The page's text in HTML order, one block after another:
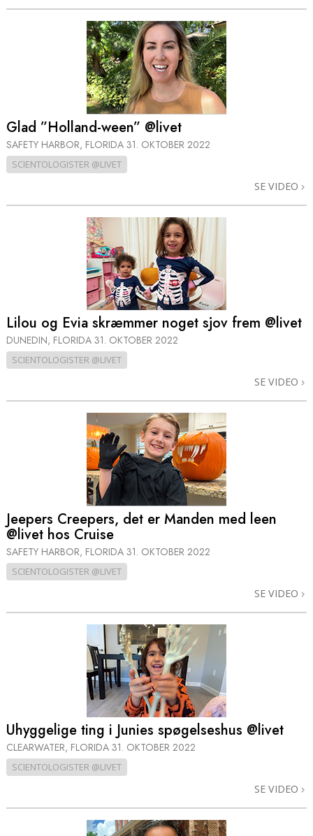
Glad ”Holland-ween” @livet
SAFETY HARBOR, FLORIDA 31. OKTOBER 2022
SCIENTOLOGISTER @LIVET
SE VIDEO
Lilou og Evia skræmmer noget sjov frem @livet
DUNEDIN, FLORIDA 31. OKTOBER 2022
SCIENTOLOGISTER @LIVET
SE VIDEO
Jeepers Creepers, det er Manden med leen
@livet hos Cruise
SAFETY HARBOR, FLORIDA 31. OKTOBER 2022
SCIENTOLOGISTER @LIVET
SE VIDEO
Uhyggelige ting i Junies spøgelseshus @livet
CLEARWATER, FLORIDA 31. OKTOBER 2022
SCIENTOLOGISTER @LIVET
SE VIDEO